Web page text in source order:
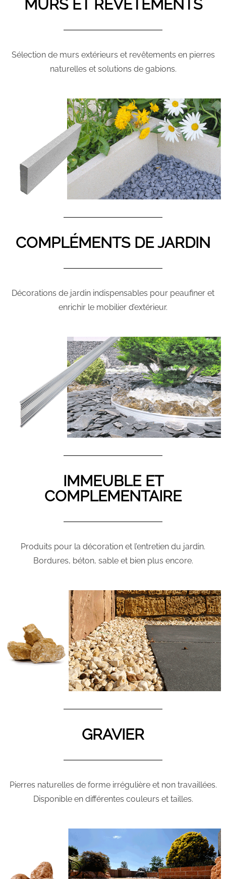
MURS ET REVÊTEMENTS
Sélection de murs extérieurs et revêtements en pierres
naturelles et solutions de gabions.
COMPLÉMENTS DE JARDIN
Décorations de jardin indispensables pour peaufiner et
enrichir le mobilier d’extérieur.
IMMEUBLE ET
COMPLEMENTAIRE
Produits pour la décoration et l’entretien du jardin.
Bordures, béton, sable et bien plus encore.
GRAVIER
Pierres naturelles de forme irrégulière et non travaillées.
Disponible en différentes couleurs et tailles.